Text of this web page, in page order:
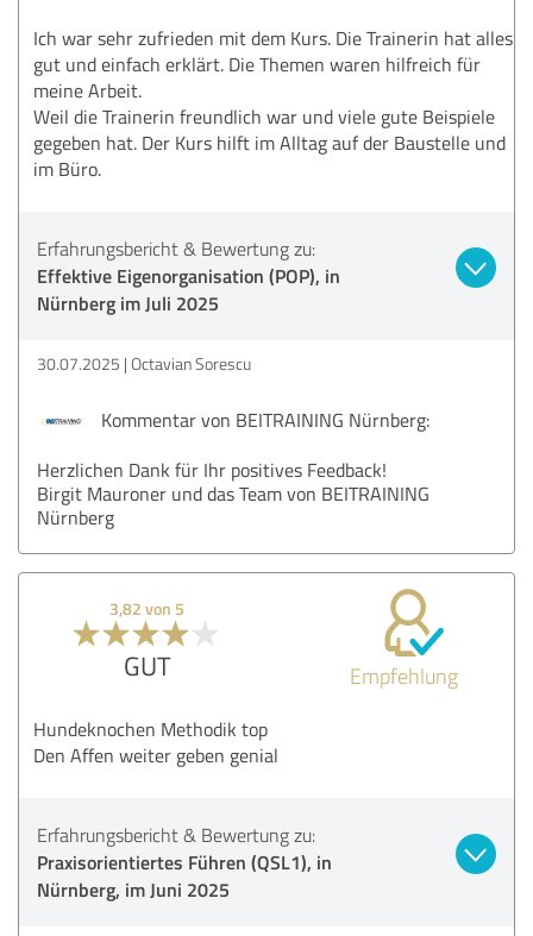
Ich war sehr zufrieden mit dem Kurs. Die Trainerin hat alles
gut und einfach erklärt. Die Themen waren hilfreich für
meine Arbeit.
Weil die Trainerin freundlich war und viele gute Beispiele
gegeben hat. Der Kurs hilft im Alltag auf der Baustelle und
im Büro.
Erfahrungsbericht & Bewertung zu:
Effektive Eigenorganisation (POP), in
Nürnberg im Juli 2025
30.07.2025 Octavian Sorescu
Kommentar von BEITRAINING Nürnberg:
Herzlichen Dank für Ihr positives Feedback!
Birgit Mauroner und das Team von BEITRAINING
Nürnberg
3,82 von 5
GUT Empfehlung
Hundeknochen Methodik top
Den Affen weiter geben genial
Erfahrungsbericht & Bewertung zu:
Praxisorientiertes Führen (QSL1), in
Nürnberg, im Juni 2025